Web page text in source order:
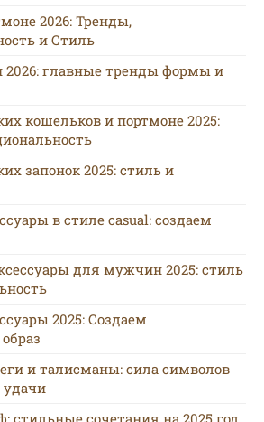
2026: Тренды,
и Стиль
главные тренды формы и
кошельков и портмоне 2025:
запонок 2025: стиль и
в стиле casual: создаем
для мужчин 2025: стиль
2025: Создаем
и талисманы: сила символов
сочетания на 2025 год